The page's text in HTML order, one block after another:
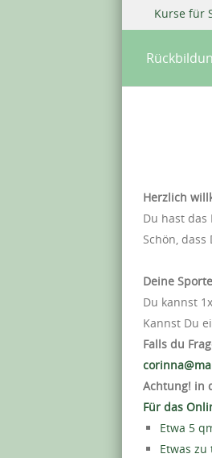
Menü
Zu InhaltKurse für
Herzlich
Du hast
Schön,
Deine
Du kannst
Kannst Du
Falls du
Achtung! in
Für das
Etwa 5
Etwas